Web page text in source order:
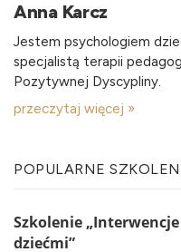
Anna Karcz
Jestem psychologiem
specjalistą terapii
Pozytywnej Dyscypliny.
przeczytaj więcej »
POPULARNE
Szkolenie
dziećmi”